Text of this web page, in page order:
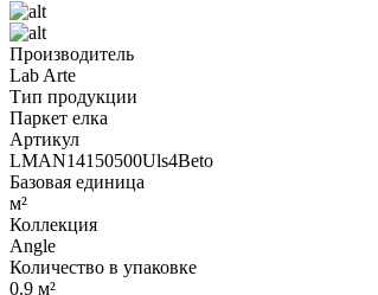
Производитель
Lab Arte
Тип продукции
Паркет елка
Артикул
LMAN14150500Uls4Beto
Базовая единица
м²
Коллекция
Angle
Количество в упаковке
0.9 м²